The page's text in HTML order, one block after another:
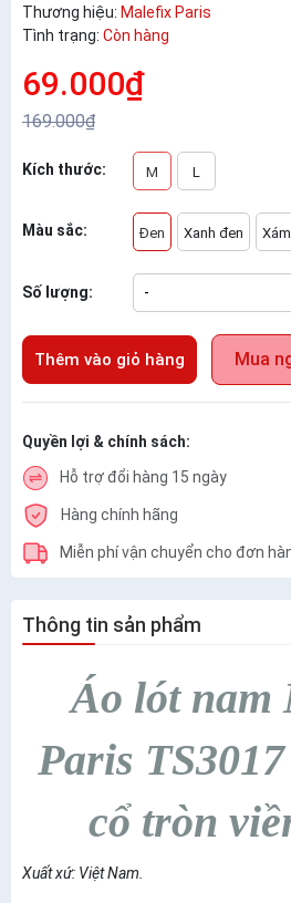
Thương hiệu: Malefix Paris
Tình trạng: Còn hàng
69.000₫
169.000₫
Kích thước: M L
Màu sắc: Đen Xanh đen Xám
Số lượng: -
Thêm vào giỏ hàng Mua
Quyền lợi & chính sách:
Hỗ trợ đổi hàng 15 ngày
Hàng chính hãng
Miễn phí vận chuyển cho đơn
Thông tin sản phẩm
Áo lót nam
Paris
cổ tròn
Xuất xứ: Việt Nam.